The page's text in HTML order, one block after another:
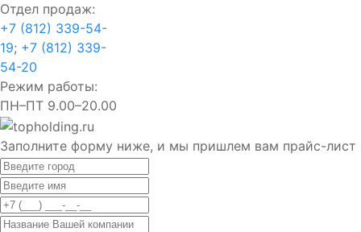
Отдел продаж:
+7 (812) 339-54-
19; +7 (812) 339-
54-20
Режим работы:
ПН–ПТ 9.00–20.00
Заполните форму ниже, и мы пришлем вам прайс-лист